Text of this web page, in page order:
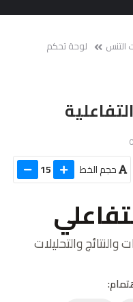
لوحة تحكم
0
حجم الخط 15
والتحليلات